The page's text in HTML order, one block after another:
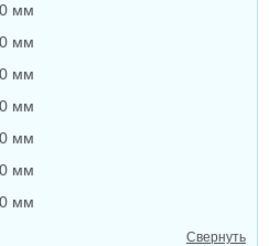
мм
мм
мм
мм
мм
мм
мм
Свернуть